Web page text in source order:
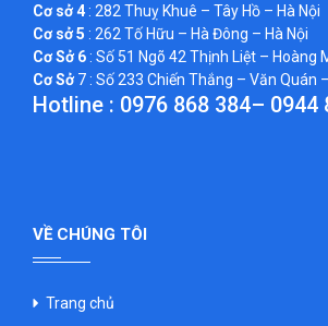
Cơ sở 4: 282 Thuỵ Khuê – Tây Hồ – Hà Nội
Cơ sở 5 : 262 Tố Hữu – Hà Đông – Hà Nội
Cơ Sở 6: Số 51 Ngõ 42 Thịnh Liệt – Hoàng
Cơ Sở7 : Số 233 Chiến Thắng – Văn Quán
Hotline : 0976 868 384– 0944
VỀ CHÚNG TÔI
Trang chủ